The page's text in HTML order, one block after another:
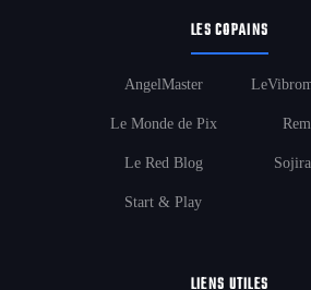
LES COPAINS
AngelMaster
Le Monde de Pix
Le Red Blog
Start & Play
Rem